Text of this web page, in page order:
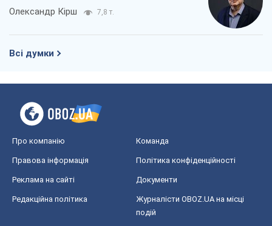
Олександр Кірш 7,8 т.
Всі думки
Про компанію Команда
Правова інформація Політика конфіденційності
Реклама на сайті Документи
Редакційна політика
Журналісти OBOZ.UA на місці
подій